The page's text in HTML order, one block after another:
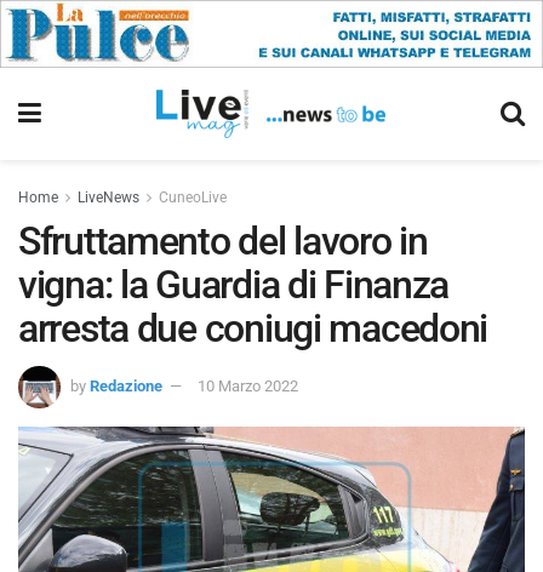
Home LiveNews CuneoLive
Sfruttamento del lavoro in
vigna: la Guardia di Finanza
arresta due coniugi macedoni
by Redazione 10 Marzo 2022